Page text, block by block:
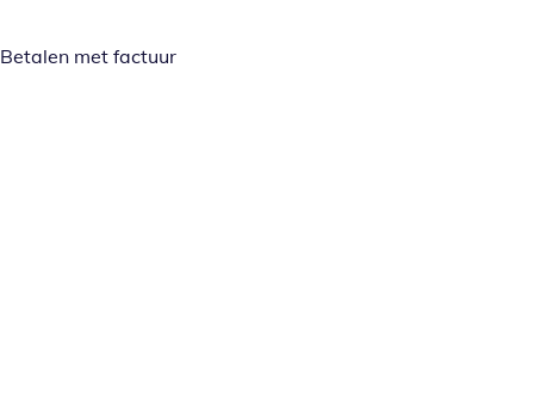
Betalen met factuur